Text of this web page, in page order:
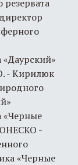
- Кирилюк
«Черные
ЮНЕСКО -
«Черные